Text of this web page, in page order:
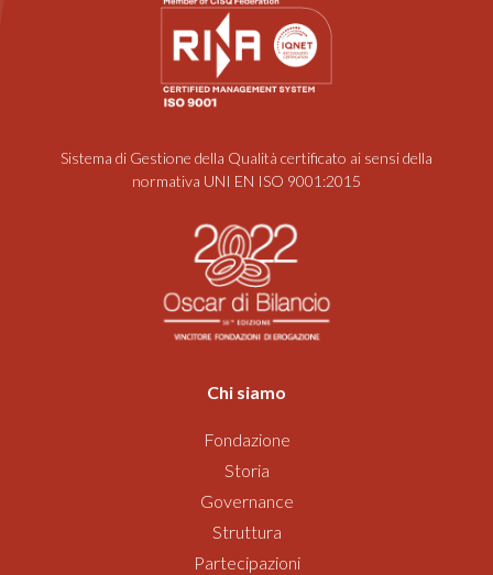
Sistema di Gestione della Qualità certificato ai sensi della
normativa UNI EN ISO 9001:2015
Chi siamo
Fondazione
Storia
Governance
Struttura
Partecipazioni